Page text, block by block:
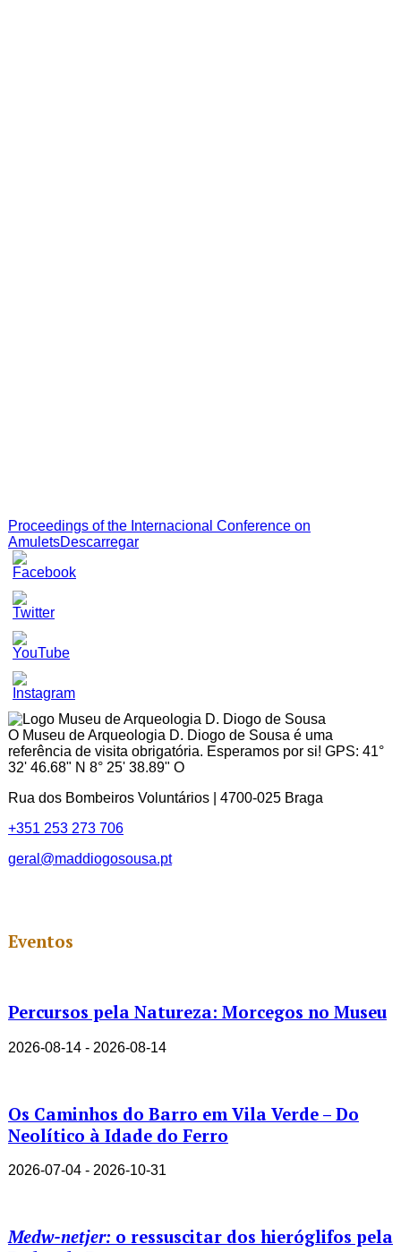
Proceedings of the Internacional Conference on
AmuletsDescarregar
Set
Youtube
Channel
ID
O Museu de Arqueologia D. Diogo de Sousa é uma
referência de visita obrigatória. Esperamos por si! GPS: 41°
32' 46.68" N 8° 25' 38.89" O
Rua dos Bombeiros Voluntários | 4700-025 Braga
+351 253 273 706
geral@maddiogosousa.pt
Eventos
Percursos pela Natureza: Morcegos no Museu
2026-08-14 - 2026-08-14
Os Caminhos do Barro em Vila Verde – Do
Neolítico à Idade do Ferro
2026-07-04 - 2026-10-31
Medw-netjer: o ressuscitar dos hieróglifos pela